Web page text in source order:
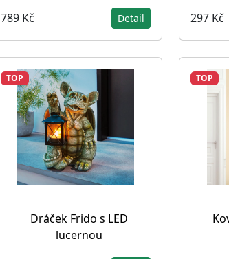
789 Kč Detail 297 Kč
TOP
Dráček Frido s LED
lucernou
TOP